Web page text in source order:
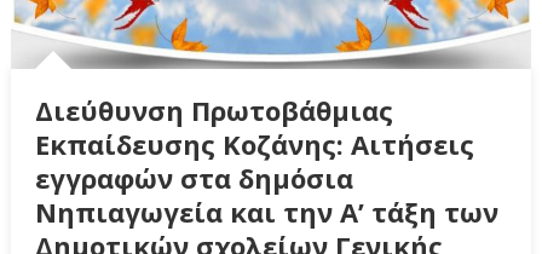
Διεύθυνση Πρωτοβάθμιας
Εκπαίδευσης Κοζάνης: Αιτήσεις
εγγραφών στα δημόσια
Νηπιαγωγεία και την Α’ τάξη των
Δημοτικών σχολείων Γενικής